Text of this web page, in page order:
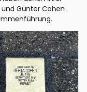
und Günter Cohen